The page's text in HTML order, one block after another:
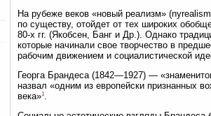
На рубеже веков «новый реализм»
по существу, отойдет от тех широких
80-х гг. (Якобсен, Банг и Др.). Однако
которые начинали свое творчество в
рабочим движением и социалистической
Георга Брандеса (1842—1927) —
назвал «одним из европейски признанных
века»1.